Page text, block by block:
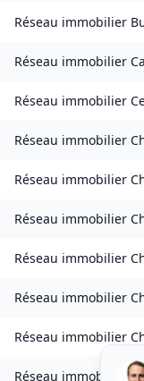
Réseau immobilier
Réseau immobilier
Réseau immobilier
Réseau immobilier
Réseau immobilier
Réseau immobilier
Réseau immobilier
Réseau immobilier
Réseau immobilier
Réseau immobilier